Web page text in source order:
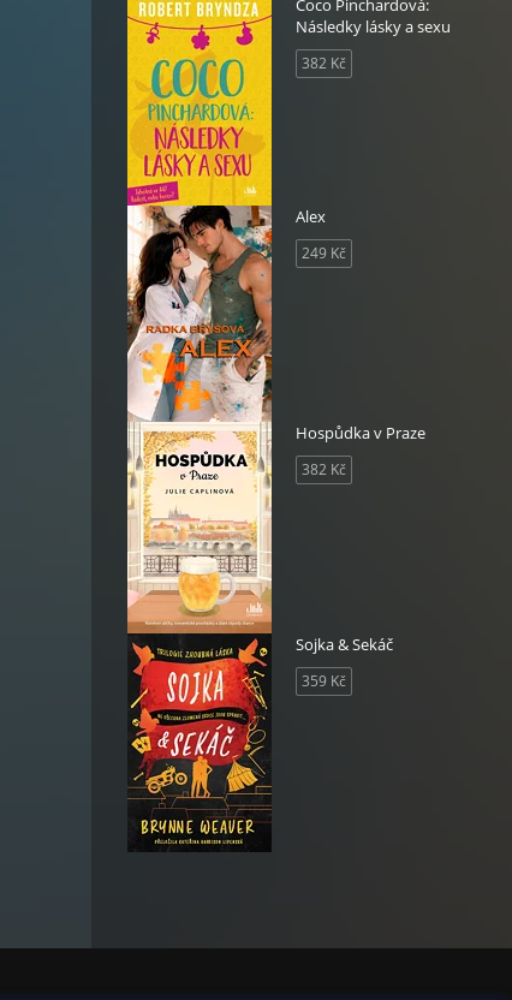
Coco Pinchardová:
Následky lásky a sexu
382 Kč
Alex
249 Kč
Hospůdka v Praze
382 Kč
Sojka & Sekáč
359 Kč